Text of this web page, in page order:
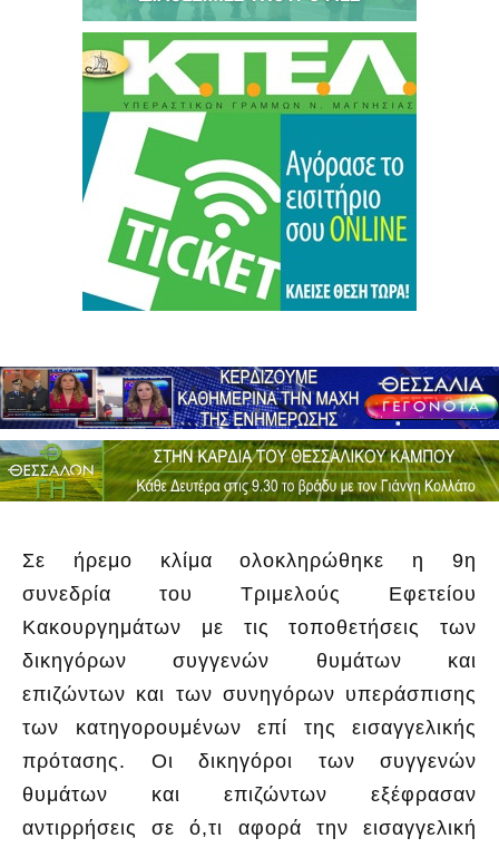
Σε ήρεμο κλίμα ολοκληρώθηκε η 9η
συνεδρία του Τριμελούς Εφετείου
Κακουργημάτων με τις τοποθετήσεις των
δικηγόρων συγγενών θυμάτων και
επιζώντων και των συνηγόρων υπεράσπισης
των κατηγορουμένων επί της εισαγγελικής
πρότασης. Οι δικηγόροι των συγγενών
θυμάτων και επιζώντων εξέφρασαν
αντιρρήσεις σε ό,τι αφορά την εισαγγελική